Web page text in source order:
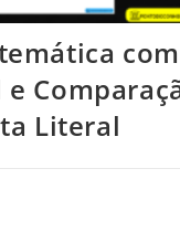
com
Literal